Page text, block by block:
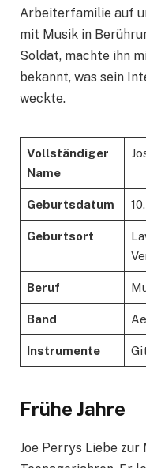
Arbeiterfamilie auf
mit Musik in
Soldat, machte ihn
bekannt, was sein
weckte.
Vollständiger
Name
Geburtsdatum
Geburtsort
Beruf
Band
Instrumente
Frühe Jahre
Joe Perrys Liebe